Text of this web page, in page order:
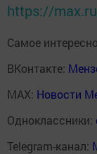
https://
Самое
ВКонтакте:
MAX: Новости
Одноклассники:
Telegram-канал: